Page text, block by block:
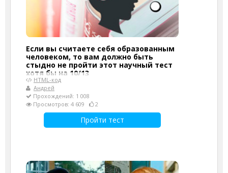
Если вы считаете себя образованным
человеком, то вам должно быть
стыдно не пройти этот научный тест
хотя бы на 10/13
HTML-код
Андрей
Прохождений: 1 008
Просмотров: 4 609
2
Пройти тест